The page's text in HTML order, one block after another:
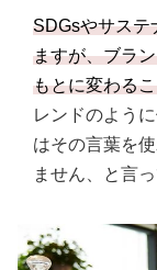
SDGsやサステ
ますが、ブラ
もとに変わる
レンドのよう
はその言葉を
ません、と言